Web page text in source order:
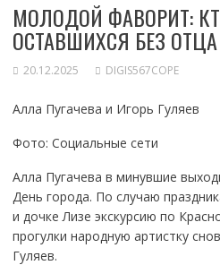
МОЛОДОЙ ФАВОРИТ:
ОСТАВШИХСЯ БЕЗ
20.12.2025 DIGIS567COPE
Алла Пугачева и Игорь Гуляев
Фото: Социальные сети
Алла Пугачева в минувшие
День города. По случаю
и дочке Лизе экскурсию по
прогулки народную артистку
Гуляев.